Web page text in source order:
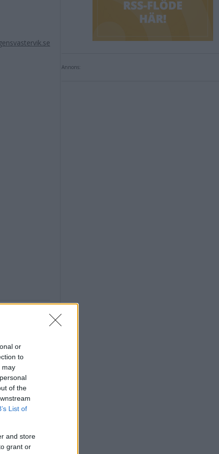
or
to
may
of the
List of
and store
grant or
Annons: